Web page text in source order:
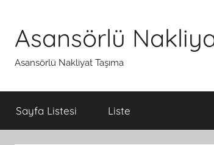
Asansörlü
Asansörlü Nakliyat Taşıma
Sayfa Listesi Liste